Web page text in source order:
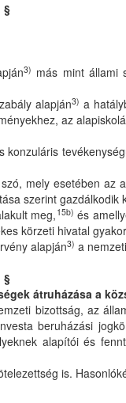
§
3) más mint állami
alapján3) a
az
mely esetében
szerint gazdálkodik
meg, 15b) és
körzeti hivatal
alapján3) a
§
átruházása a
bizottság, az
beruházási
alapítói és
is.